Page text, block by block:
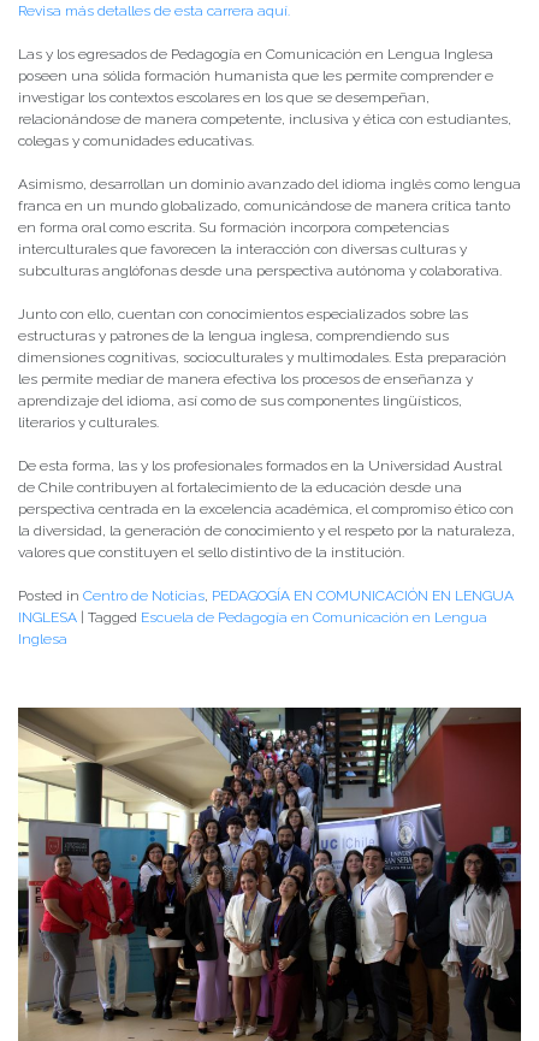
Revisa más detalles de esta carrera aquí.
Las y los egresados de Pedagogía en Comunicación en Lengua Inglesa
poseen una sólida formación humanista que les permite comprender e
investigar los contextos escolares en los que se desempeñan,
relacionándose de manera competente, inclusiva y ética con estudiantes,
colegas y comunidades educativas.
Asimismo, desarrollan un dominio avanzado del idioma inglés como lengua
franca en un mundo globalizado, comunicándose de manera crítica tanto
en forma oral como escrita. Su formación incorpora competencias
interculturales que favorecen la interacción con diversas culturas y
subculturas anglófonas desde una perspectiva autónoma y colaborativa.
Junto con ello, cuentan con conocimientos especializados sobre las
estructuras y patrones de la lengua inglesa, comprendiendo sus
dimensiones cognitivas, socioculturales y multimodales. Esta preparación
les permite mediar de manera efectiva los procesos de enseñanza y
aprendizaje del idioma, así como de sus componentes lingüísticos,
literarios y culturales.
De esta forma, las y los profesionales formados en la Universidad Austral
de Chile contribuyen al fortalecimiento de la educación desde una
perspectiva centrada en la excelencia académica, el compromiso ético con
la diversidad, la generación de conocimiento y el respeto por la naturaleza,
valores que constituyen el sello distintivo de la institución.
Posted in Centro de Noticias, PEDAGOGÍA EN COMUNICACIÓN EN LENGUA
INGLESA | Tagged Escuela de Pedagogía en Comunicación en Lengua
Inglesa